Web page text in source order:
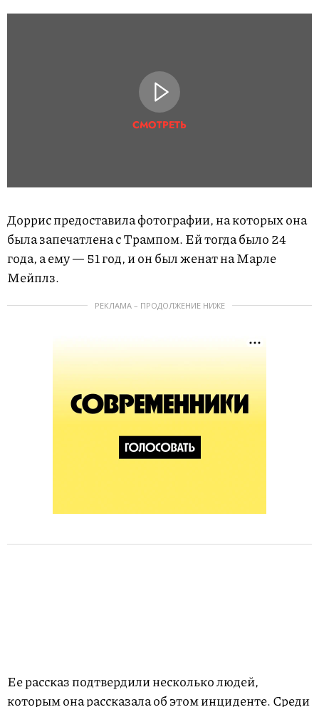
СМОТРЕТЬ
Доррис предоставила фотографии, на которых она
была запечатлена с Трампом. Ей тогда было 24
года, а ему — 51 год, и он был женат на Марле
Мейплз.
РЕКЛАМА – ПРОДОЛЖЕНИЕ НИЖЕ
Ее рассказ подтвердили несколько людей,
которым она рассказала об этом инциденте. Среди